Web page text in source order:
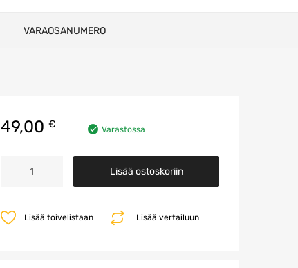
VARAOSANUMERO
49,00 € Varastossa
määrä
Lisää ostoskoriin
Lisää vertailuun
Lisää toivelistaan